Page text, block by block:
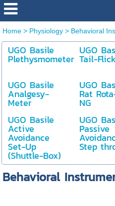
Home> Physiology> Behavioral
UGO Basile
Plethysmometer
UGO
Tail-
UGO Basile
Analgesy-
Meter
UGO
Rat
NG
UGO Basile
Active
Avoidance
Set-Up
(Shuttle-Box)
UGO
Passive
Step
Behavioral